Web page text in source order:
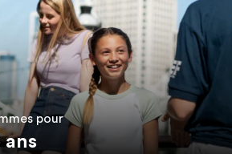
pour
ans